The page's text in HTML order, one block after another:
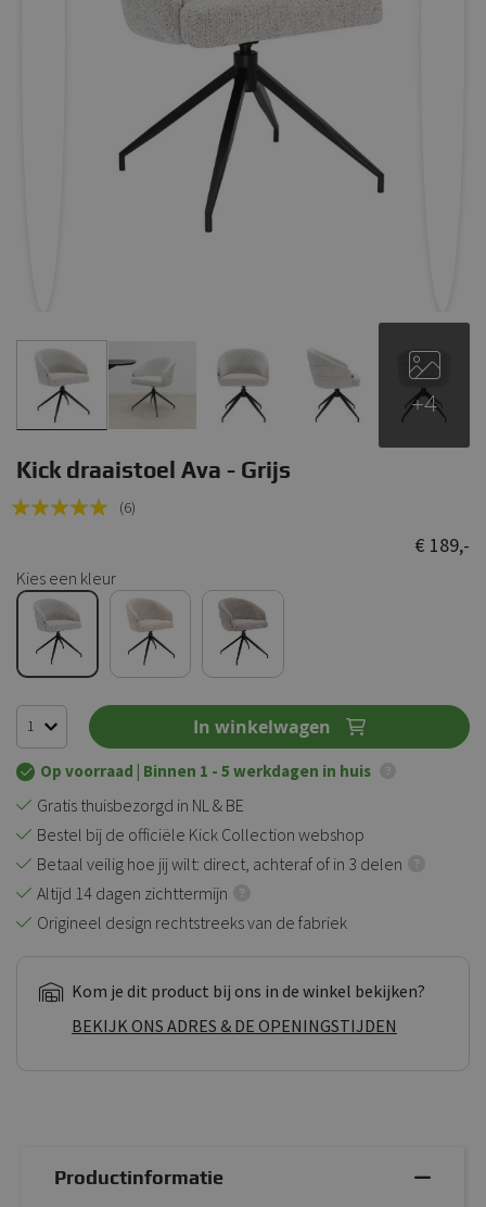
+4
Kick draaistoel Ava - Grijs
Rating:
(6)
€ 189,-
Kies een kleur
In winkelwagen
Op voorraad | Binnen 1 - 5 werkdagen in huis
Gratis thuisbezorgd in NL & BE
Bestel bij de officiële Kick Collection webshop
Betaal veilig hoe jij wilt: direct, achteraf of in 3 delen
Altijd 14 dagen zichttermijn
Origineel design rechtstreeks van de fabriek
Kom je dit product bij ons in de winkel bekijken?
BEKIJK ONS ADRES & DE OPENINGSTIJDEN
Productinformatie